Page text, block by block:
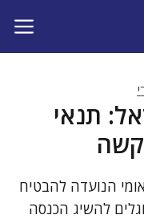
תנאי
הנועדה להבטיח
להשיג הכנסה